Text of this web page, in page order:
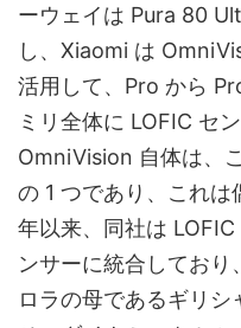
ーウェイは Pura 80
し、Xiaomi は
活用して、Pro から
ミリ全体に LOFIC セ
OmniVision 自体は、
の 1 つであり、これ
年以来、同社は
ンサーに統合してお
ロラの母であるギリ